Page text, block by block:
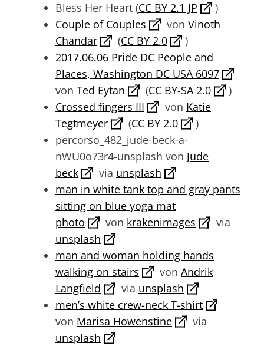
Bless Her Heart (CC BY 2.1 JP
)
Couple of Couples
von Vinoth
Chandar
(CC BY 2.0
)
2017.06.06 Pride DC People and
Places, Washington DC USA 6097
von Ted Eytan (CC BY-SA 2.0
)
Crossed fingers III
von Katie
Tegtmeyer
(CC BY 2.0
)
percorso_482_jude-beck-a-
nWU0o73r4-unsplash von Jude
beck
via unsplash
man in white tank top and gray pants
sitting on blue yoga mat
photo
von krakenimages
via
unsplash
man and woman holding hands
walking on stairs
von Andrik
Langfield
via unsplash
men’s white crew-neck T-shirt
von Marisa Howenstine
via
unsplash